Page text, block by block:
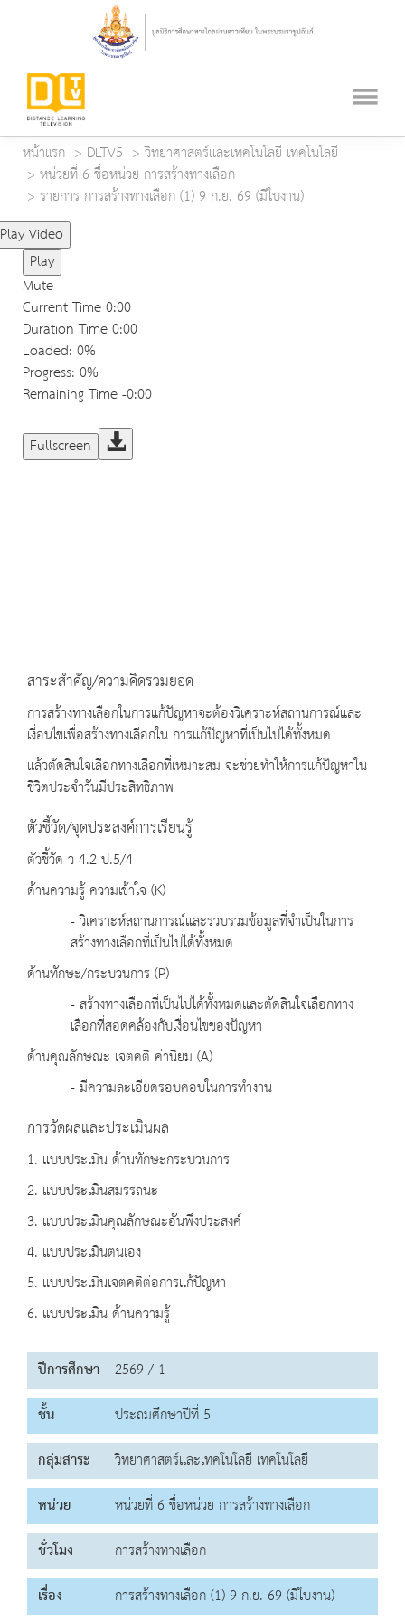
หน้าแรก DLTV5
วิทยาศาสตร์และเทคโนโลยี เทคโนโลยี
หน่วยที่ 6 ชื่อหน่วย การสร้างทางเลือก
รายการ การสร้างทางเลือก (1) 9 ก.ย. 69 (มีใบงาน)
Play Video
Play
Mute
Current Time0:00
Duration Time0:00
Loaded: 0%
Progress: 0%
Remaining Time-0:00
Fullscreen
สาระสำคัญ/ความคิดรวมยอด
การสร้างทางเลือกในการแก้ปัญหาจะต้องวิเคราะห์สถานการณ์และ
เงื่อนไขเพื่อสร้างทางเลือกใน การแก้ปัญหาที่เป็นไปได้ทั้งหมด
แล้วตัดสินใจเลือกทางเลือกที่เหมาะสม จะช่วยทำให้การแก้ปัญหาใน
ชีวิตประจำวันมีประสิทธิภาพ
ตัวชี้วัด/จุดประสงค์การเรียนรู้
ตัวชี้วัด ว 4.2 ป.5/4
ด้านความรู้ ความเข้าใจ (K)
- วิเคราะห์สถานการณ์และรวบรวมข้อมูลที่จำเป็นในการ
สร้างทางเลือกที่เป็นไปได้ทั้งหมด
ด้านทักษะ/กระบวนการ (P)
- สร้างทางเลือกที่เป็นไปได้ทั้งหมดและตัดสินใจเลือกทาง
เลือกที่สอดคล้องกับเงื่อนไขของปัญหา
ด้านคุณลักษณะ เจตคติ ค่านิยม (A)
- มีความละเอียดรอบคอบในการทำงาน
การวัดผลและประเมินผล
1. แบบประเมิน ด้านทักษะกระบวนการ
2. แบบประเมินสมรรถนะ
3. แบบประเมินคุณลักษณะอันพึงประสงค์
4. แบบประเมินตนเอง
5. แบบประเมินเจตคติต่อการแก้ปัญหา
6. แบบประเมิน ด้านความรู้
ปีการศึกษา 2569 / 1
ชั้น
ประถมศึกษาปีที่ 5
กลุ่มสาระ
วิทยาศาสตร์และเทคโนโลยี เทคโนโลยี
หน่วย
หน่วยที่ 6 ชื่อหน่วย การสร้างทางเลือก
ชั่วโมง
การสร้างทางเลือก
เรื่อง
การสร้างทางเลือก (1) 9 ก.ย. 69 (มีใบงาน)